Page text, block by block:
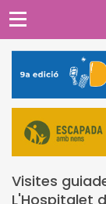
Visites
L'Hospitalet